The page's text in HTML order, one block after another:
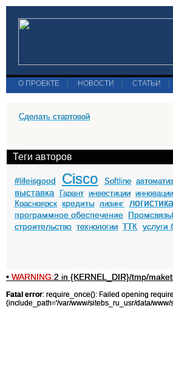
О ПРОЕКТЕ НОВОСТИ СТАТЬИ
Сделать стартовой
Теги авторов
#lifeisgood Cisco Softline
выставка
Гарант инвестиции инновации
Красноярск кредиты лизинг логистика
программное обеспечение
строительство технологии ТТК услуги
• WARNING:2 in {KERNEL_DIR}/tmp/
Fatal error: require_once(): Failed opening
(include_path='/var/www/sitebs_ru_usr/data/